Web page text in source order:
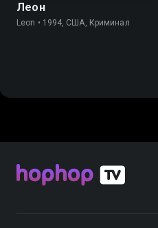
Леон
Leon • 1994, США, Криминал